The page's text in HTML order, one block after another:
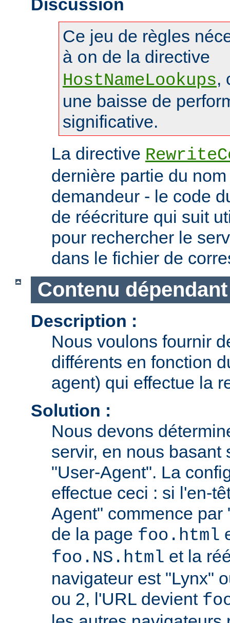
Discussion
Ce jeu de règles
à on de la directive
HostNameLookups,
une baisse de
significative.
La directive
dernière partie du
demandeur - le code
de réécriture qui suit
pour rechercher le
dans le fichier de
Contenu
Description :
Nous voulons fournir
différents en fonction
agent) qui effectue la
Solution :
Nous devons
servir, en nous basant
"User-Agent". La
effectue ceci : si l'en-
Agent" commence par
de la page foo.html
foo.NS.html et la
navigateur est "Lynx"
ou 2, l'URL devient